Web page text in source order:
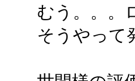
むう。。。
そうやって